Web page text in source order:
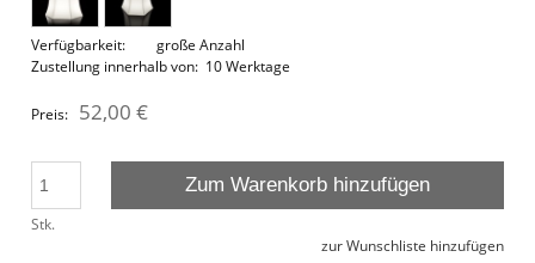
Verfügbarkeit:
große Anzahl
Zustellung innerhalb von: 10 Werktage
Preis: 52,00 €
Stk.
Zum Warenkorb hinzufügen
zur Wunschliste hinzufügen